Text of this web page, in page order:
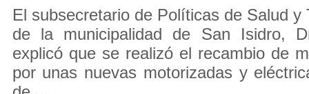
El subsecretario de Políticas de Salud y
de la municipalidad de San Isidro,
explicó que se realizó el recambio de
por unas nuevas motorizadas y